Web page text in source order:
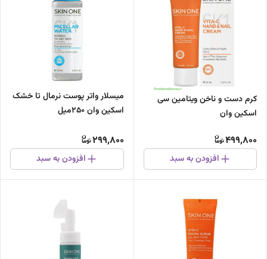
‌کرم دست و ناخن ویتامین سی
اسکین وان
499,800
افزودن به سبد
میسلار واتر پوست نرمال تا خشک
اسکین وان 250میل
299,800
افزودن به سبد